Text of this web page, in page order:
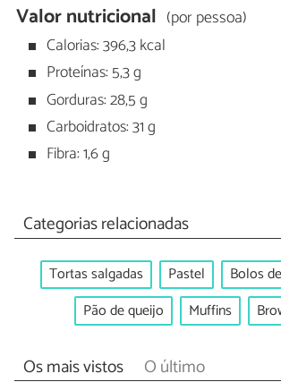
Valor nutricional (por pessoa)
Calorias: 396,3 kcal
Proteínas: 5,3 g
Gorduras: 28,5 g
Carboidratos: 31 g
Fibra: 1,6 g
Categorias relacionadas
Tortas salgadas Pastel
Bolos
Pão de queijo
Muffins
Os mais vistos O último